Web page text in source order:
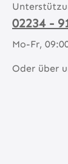
02234 -
Mo-Fr,
Oder über